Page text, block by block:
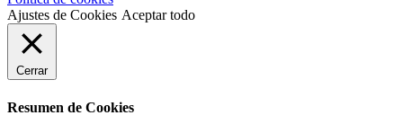
Ajustes de Cookies Aceptar todo
Cerrar
Resumen de Cookies